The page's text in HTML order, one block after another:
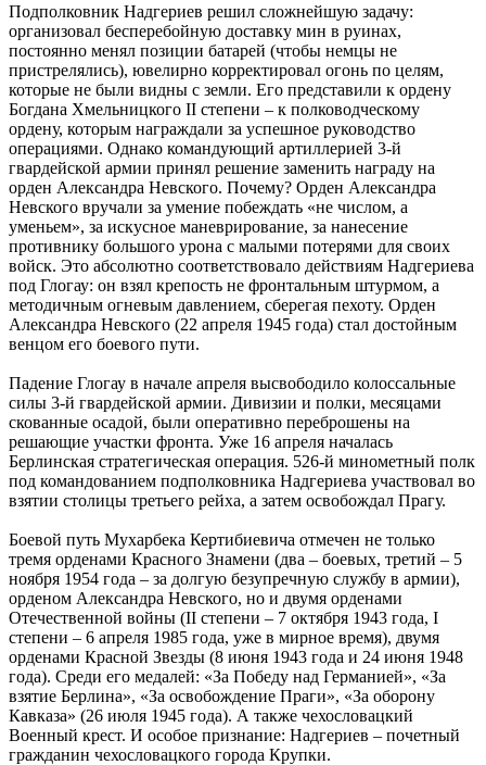
Подполковник Надгериев решил сложнейшую задачу:
организовал бесперебойную доставку мин в руинах,
постоянно менял позиции батарей (чтобы немцы не
пристрелялись), ювелирно корректировал огонь по целям,
которые не были видны с земли. Его представили к ордену
Богдана Хмельницкого II степени – к полководческому
ордену, которым награждали за успешное руководство
операциями. Однако командующий артиллерией 3-й
гвардейской армии принял решение заменить награду на
орден Александра Невского. Почему? Орден Александра
Невского вручали за умение побеждать «не числом, а
уменьем», за искусное маневрирование, за нанесение
противнику большого урона с малыми потерями для своих
войск. Это абсолютно соответствовало действиям Надгериева
под Глогау: он взял крепость не фронтальным штурмом, а
методичным огневым давлением, сберегая пехоту. Орден
Александра Невского (22 апреля 1945 года) стал достойным
венцом его боевого пути.
Падение Глогау в начале апреля высвободило колоссальные
силы 3-й гвардейской армии. Дивизии и полки, месяцами
скованные осадой, были оперативно переброшены на
решающие участки фронта. Уже 16 апреля началась
Берлинская стратегическая операция. 526-й минометный полк
под командованием подполковника Надгериева участвовал во
взятии столицы третьего рейха, а затем освобождал Прагу.
Боевой путь Мухарбека Кертибиевича отмечен не только
тремя орденами Красного Знамени (два – боевых, третий – 5
ноября 1954 года – за долгую безупречную службу в армии),
орденом Александра Невского, но и двумя орденами
Отечественной войны (II степени – 7 октября 1943 года, I
степени – 6 апреля 1985 года, уже в мирное время), двумя
орденами Красной Звезды (8 июня 1943 года и 24 июня 1948
года). Среди его медалей: «За Победу над Германией», «За
взятие Берлина», «За освобождение Праги», «За оборону
Кавказа» (26 июля 1945 года). А также чехословацкий
Военный крест. И особое признание: Надгериев – почетный
гражданин чехословацкого города Крупки.